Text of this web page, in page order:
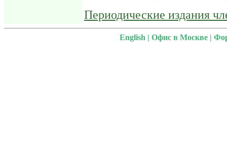
Периодические издания
English | Офис в Москве |